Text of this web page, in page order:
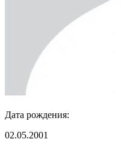
Дата рождения:
02.05.2001